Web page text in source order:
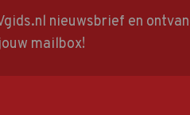
nieuwsbrief en
mailbox!